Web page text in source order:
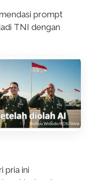
prompt
TNI dengan
pria ini